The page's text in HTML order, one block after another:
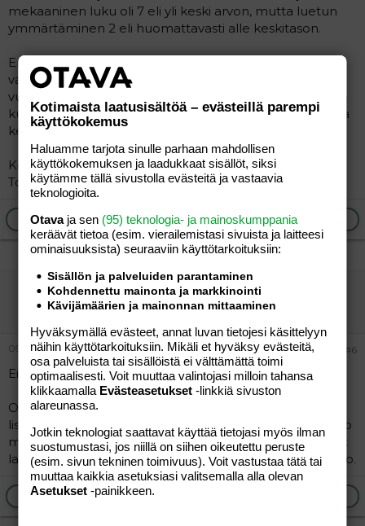
mekaaninen luku oli 7 eli yli keski arvon, mutta luetun
ymmärtäminen 2 eli huomattavasti alle keskitason.
Erityisopetusta ei olla saatu ennen tätä toukokuuta
vaikka erityisopetuspäätös on ollut myös sen kolme
vuotta. Nyt ne vaan on päättänyt ett tämä viimeinen
kuukausi ala-asteella on sitten pakollista erityisopetusta
kerran viikossa tai ei tule oppivelvollisuus täyteen.
Koulu onneksi muuttuu syksyllä kun siirtyy yläasteelle.
Toivon mukaan siellä saisi sitten asian mukasta apua.......
Ilmoita asiaton viesti
JONSERED Karhunkantaja
Vieras
09.05.2007 #6
Ei voi olla totta
Oppivelvollisuus ei täyty tai jää täyttymättä
lisäopetustuntien vuoksi. Toivottavasti ensi lukukausi tuo
muutoksen parempaan. Itse olisin jo luultavasti ottanut
lapsen pois koulusta. Oppivelvollisuus on, ei koulupakko.
Ilmoita asiaton viesti
Kotimaista laatusisältöä – evästeillä parempi
käyttökokemus
Haluamme tarjota sinulle parhaan mahdollisen
käyttökokemuksen ja laadukkaat sisällöt, siksi
käytämme tällä sivustolla evästeitä ja vastaavia
teknologioita.
Otavaja sen (95) teknologia- ja mainoskumppania
keräävät tietoa (esim. vierailemis­tasi sivuista ja laitteesi
ominaisuuk­sista) seuraaviin käyttötarkoituksiin:
Sisällön ja palveluiden parantaminen
Kohdennettu mainonta ja markkinointi
Kävijämäärien ja mainonnan mittaaminen
Hyväksymällä evästeet, annat luvan tietojesi käsittelyyn
näihin käyttötarkoituksiin. Mikäli et hyväksy evästeitä,
osa palveluista tai sisällöistä ei välttämättä toimi
optimaalisesti. Voit muuttaa valintojasi milloin tahansa
klikkaamalla Evästeasetukset -linkkiä sivuston
alareunassa.
Jotkin teknologiat saattavat käyttää tietojasi myös ilman
suostumustasi, jos niillä on siihen oikeutettu peruste
(esim. sivun tekninen toimivuus). Voit vastustaa tätä tai
muuttaa kaikkia asetuksiasi valitsemalla alla olevan
Asetukset -painikkeen.